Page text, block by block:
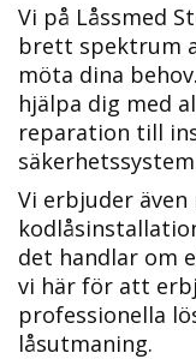
Vi på Låssmed
brett spektrum
möta dina
hjälpa dig med
reparation till
Vi erbjuder
det handlar om
vi här för att
professionella
låsutmaning.​